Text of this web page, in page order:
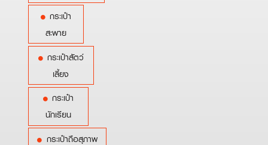
กระเป๋า
สะพาย
กระเป๋าสัตว์
เลี้ยง
กระเป๋า
นักเรียน
กระเป๋าถือสุภาพ